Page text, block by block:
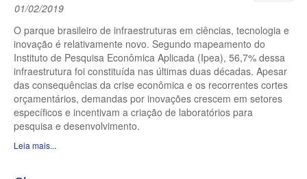
01/02/2019
O parque brasileiro de infraestruturas em ciências, tecnologia e
inovação é relativamente novo. Segundo mapeamento do
Instituto de Pesquisa Econômica Aplicada (Ipea), 56,7% dessa
infraestrutura foi constituída nas últimas duas décadas. Apesar
das consequências da crise econômica e os recorrentes cortes
orçamentários, demandas por inovações crescem em setores
específicos e incentivam a criação de laboratórios para
pesquisa e desenvolvimento.
Leia mais...